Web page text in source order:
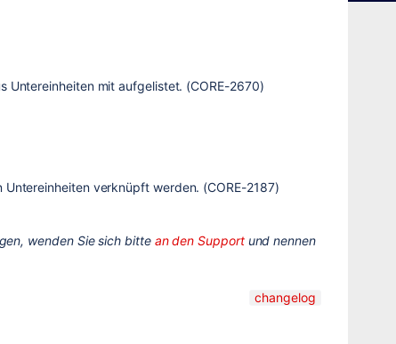
Untereinheiten mit aufgelistet. (CORE-2670)
verknüpft werden. (CORE-2187)
wenden Sie sich bitte an den Supportund nennen
changelog